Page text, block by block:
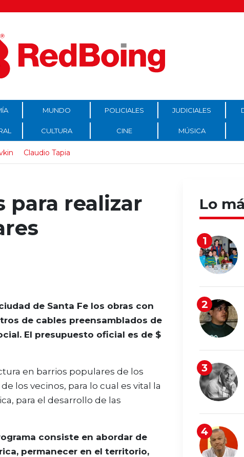
MUNDO POLICIALES JUDICIALES
CULTURA CINE MÚSICA
Claudio Tapia
para realizar
de Santa Fe los obras con
de cables preensamblados de
El presupuesto oficial es de $
en barrios populares de los
los vecinos, para lo cual es vital la
para el desarrollo de las
consiste en abordar de
permanecer en el territorio,
Lo